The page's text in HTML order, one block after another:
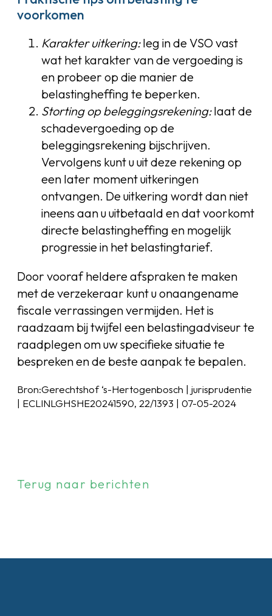
voorkomen
Karakter uitkering:leg in de VSO vast
wat het karakter van de vergoeding is
en probeer op die manier de
belastingheffing te beperken.
Storting op beleggingsrekening:laat de
schadevergoeding op de
beleggingsrekening bijschrijven.
Vervolgens kunt u uit deze rekening op
een later moment uitkeringen
ontvangen. De uitkering wordt dan niet
ineens aan u uitbetaald en dat voorkomt
directe belastingheffing en mogelijk
progressie in het belastingtarief.
Door vooraf heldere afspraken te maken
met de verzekeraar kunt u onaangename
fiscale verrassingen vermijden. Het is
raadzaam bij twijfel een belastingadviseur te
raadplegen om uw specifieke situatie te
bespreken en de beste aanpak te bepalen.
Bron:Gerechtshof ‘s-Hertogenbosch | jurisprudentie
| ECLINLGHSHE20241590, 22/1393 | 07-05-2024
Terug naar berichten